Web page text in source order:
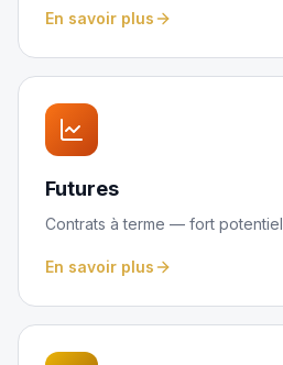
En savoir plus
Futures
Contrats à terme — fort potentiel
En savoir plus